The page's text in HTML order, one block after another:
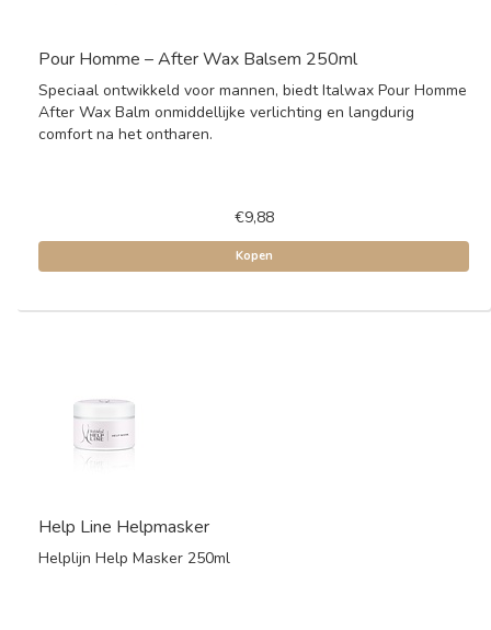
Pour Homme – After Wax Balsem 250ml
Speciaal ontwikkeld voor mannen, biedt Italwax Pour Homme
After Wax Balm onmiddellijke verlichting en langdurig
comfort na het ontharen.
€9,88
Kopen
Help Line Helpmasker
Helplijn Help Masker 250ml